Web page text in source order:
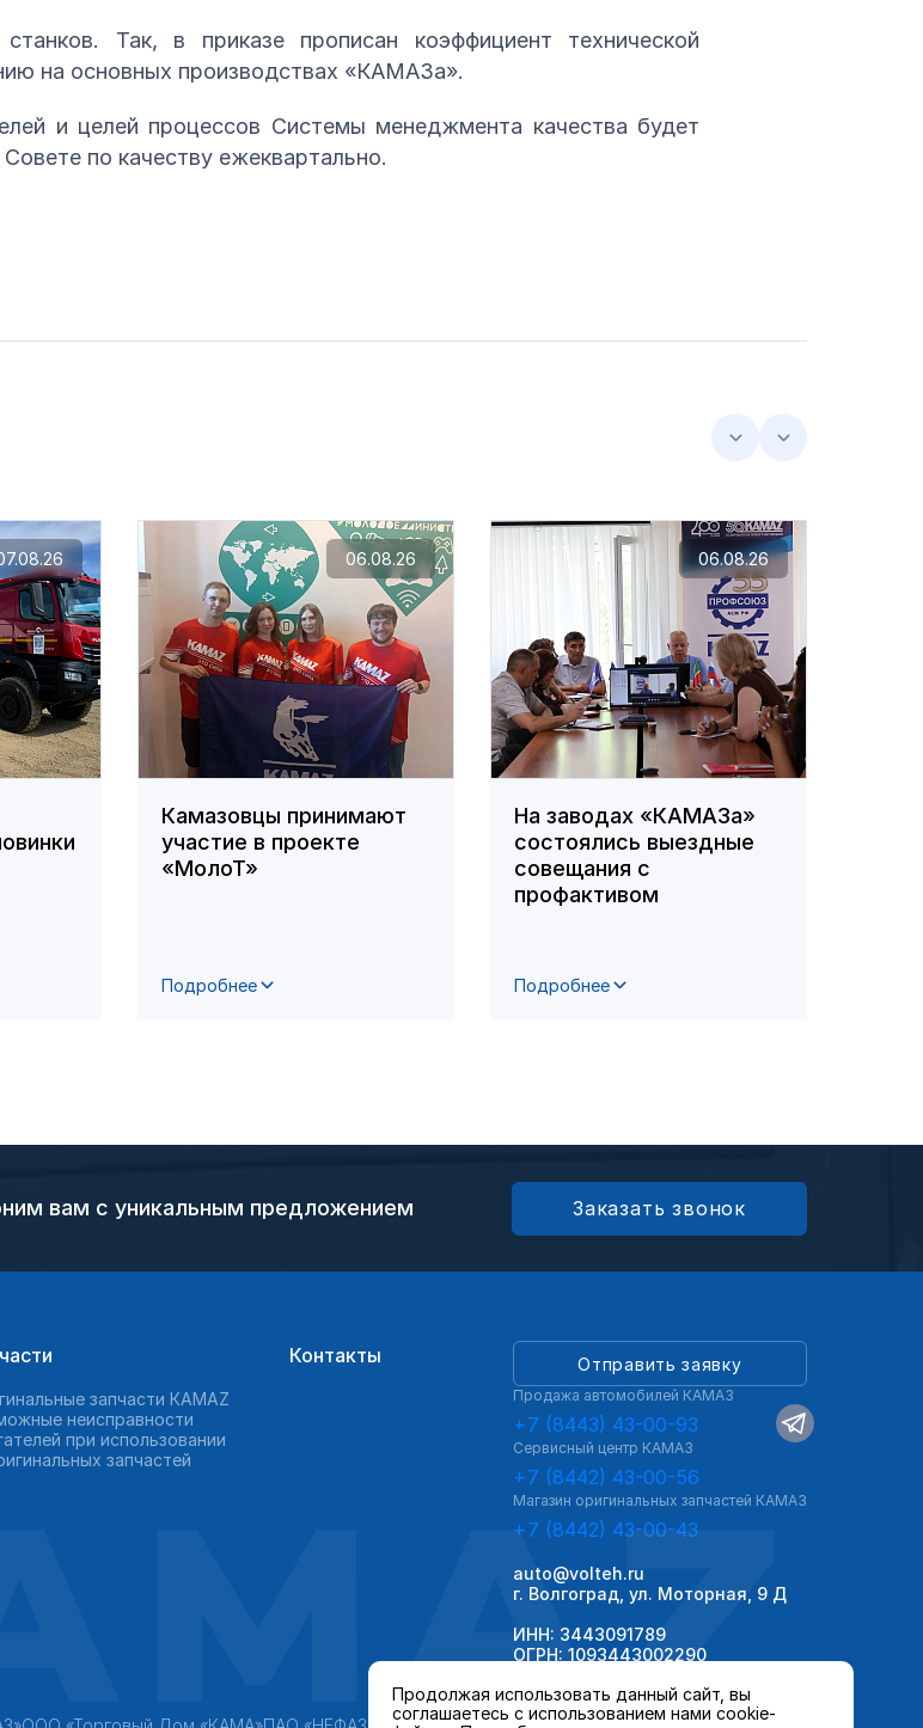
Так, в приказе прописан коэффициент технической
на основных производствах «КАМАЗа».
и целей процессов Системы менеджмента качества будет
по качеству ежеквартально.
Камазовцы принимают
участие в проекте
«МолоТ»
Подробнее
06.08.26
На заводах «КАМАЗа»
состоялись выездные
совещания с
профактивом
Подробнее
06.08.26
вам с уникальным предложением Заказать звонок
Продолжая использовать данный сайт, вы
соглашаетесь с использованием нами cookie-
запчасти КAMAZ
неисправности
при использовании
запчастей
Контакты Отправить заявку
Продажа автомобилей КАМАЗ
+7 (8443) 43-00-93
Сервисный центр КАМАЗ
+7 (8442) 43-00-56
Магазин оригинальных запчастей КАМАЗ
+7 (8442) 43-00-43
auto@volteh.ru
г. Волгоград, ул. Моторная, 9 Д
ИНН: 3443091789
ОГРН: 1093443002290